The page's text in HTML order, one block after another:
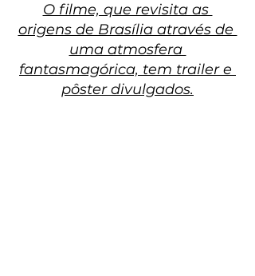
O filme, que revisita as
origens de Brasília através de
uma atmosfera
fantasmagórica, tem trailer e
pôster divulgados.